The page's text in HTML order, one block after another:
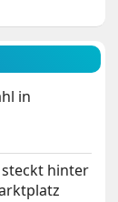
in
steckt hinter